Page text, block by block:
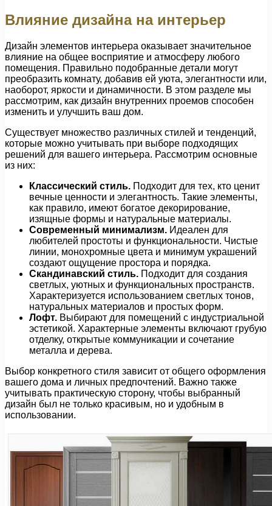
Влияние дизайна на интерьер
Дизайн элементов интерьера оказывает значительное
влияние на общее восприятие и атмосферу любого
помещения. Правильно подобранные детали могут
преобразить комнату, добавив ей уюта, элегантности или,
наоборот, яркости и динамичности. В этом разделе мы
рассмотрим, как дизайн внутренних проемов способен
изменить и улучшить ваш дом.
Существует множество различных стилей и тенденций,
которые можно учитывать при выборе подходящих
решений для вашего интерьера. Рассмотрим основные
из них:
Классический стиль. Подходит для тех, кто ценит
вечные ценности и элегантность. Такие элементы,
как правило, имеют богатое декорирование,
изящные формы и натуральные материалы.
Современный минимализм. Идеален для
любителей простоты и функциональности. Чистые
линии, монохромные цвета и минимум украшений
создают ощущение простора и порядка.
Скандинавский стиль. Подходит для создания
светлых, уютных и функциональных пространств.
Характеризуется использованием светлых тонов,
натуральных материалов и простых форм.
Лофт. Выбирают для помещений с индустриальной
эстетикой. Характерные элементы включают грубую
отделку, открытые коммуникации и сочетание
металла и дерева.
Выбор конкретного стиля зависит от общего оформления
вашего дома и личных предпочтений. Важно также
учитывать практическую сторону, чтобы выбранный
дизайн был не только красивым, но и удобным в
использовании.